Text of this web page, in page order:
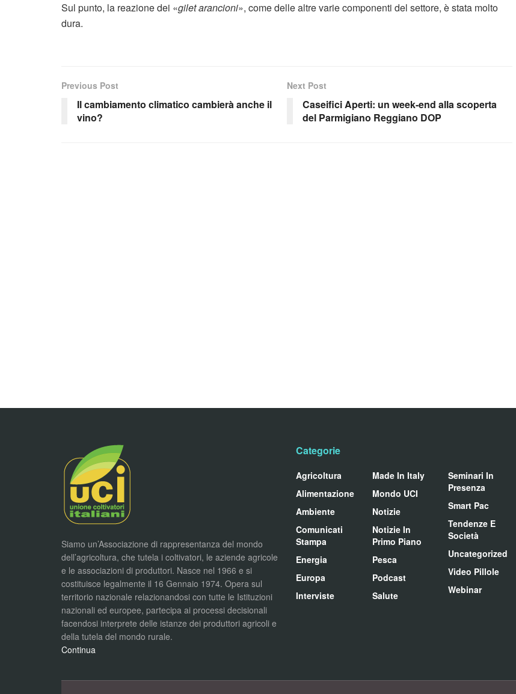
Sul punto, la reazione dei «gilet arancioni», come delle altre varie componenti del settore, è stata molto
dura.
Previous Post
Il cambiamento climatico cambierà anche il
vino?
Next Post
Caseifici Aperti: un week-end alla scoperta
del Parmigiano Reggiano DOP
Siamo un’Associazione di rappresentanza del mondo
dell’agricoltura, che tutela i coltivatori, le aziende agricole
e le associazioni di produttori. Nasce nel 1966 e si
costituisce legalmente il 16 Gennaio 1974. Opera sul
territorio nazionale relazionandosi con tutte le Istituzioni
nazionali ed europee, partecipa ai processi decisionali
facendosi interprete delle istanze dei produttori agricoli e
della tutela del mondo rurale.
Continua
Categorie
Agricoltura
Alimentazione
Ambiente
Comunicati
Stampa
Energia
Europa
Interviste
Made In Italy
Mondo UCI
Notizie
Notizie In
Primo Piano
Pesca
Podcast
Salute
Seminari In
Presenza
Smart Pac
Tendenze E
Società
Uncategorized
Video Pillole
Webinar